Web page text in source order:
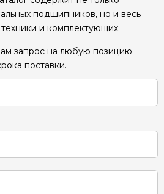
подшипников, но и весь
и комплектующих.
запрос на любую позицию
поставки.